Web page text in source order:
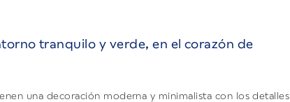
tranquilo y verde, en el corazón de
una decoración moderna y minimalista con los detalles